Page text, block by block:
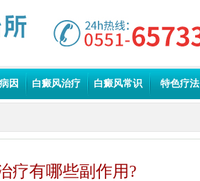
因 白癜风治疗 白癜风常识 特色疗法
疗有哪些副作用?